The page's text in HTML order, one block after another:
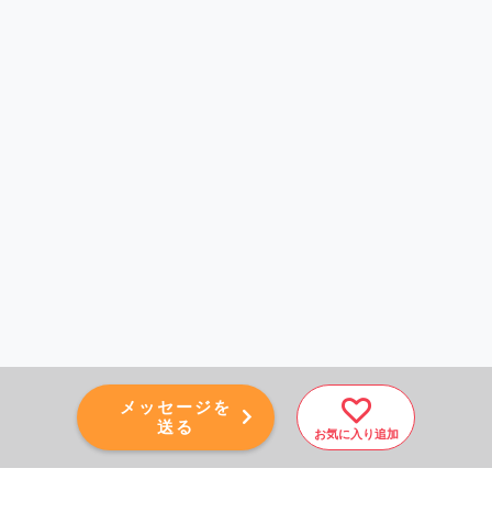
メッセージを
送る
お気に入り追加